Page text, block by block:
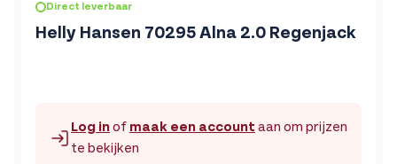
Direct leverbaar
Helly Hansen 70295 Alna 2.0 Regenjack
De prijs is afhankelijk van de gekozen opties op de
Log inof maak een account aan om prijzen
te bekijken